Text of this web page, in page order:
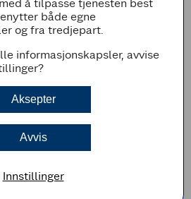
opp poteter og løk i skiver.
i en kjele, og legg
og løk på toppen.
kjøtt og potet/løk lagvis i
er brukt opp. Salte og pepre
inn i den varme buljongen,
innholdet i kjelen. Kok opp,
la gryta småkoke på lav
minutter, eller til potetskivene
sammen med salat eller
å tilpasse tjenesten best
både egne
og fra tredjepart.
informasjonskapsler, avvise
Aksepter
Avvis
Innstillinger